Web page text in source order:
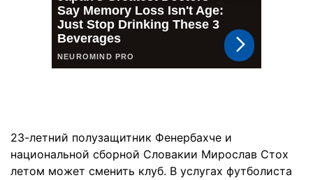
23-летний полузащитник Фенербахче и
национальной сборной Словакии Мирослав Стох
летом может сменить клуб. В услугах футболиста